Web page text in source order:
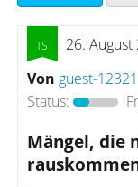
26.
Von guest-
Status:
Mängel, die